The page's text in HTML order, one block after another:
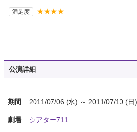
満足度 ★★★★
公演詳細
期間 2011/07/06 (水) ～ 2011/07/10 (日)
劇場 シアター711